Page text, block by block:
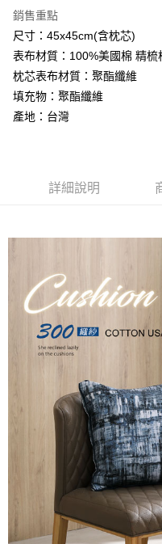
AFTEE先享後付
相關說明
【關於「AFTEE先享後付」】
AFTEE先享後付是「在收到商品
便利好安心！
１．簡單：不需註冊會員、不需
２．便利：只要手機號碼，簡訊
３．安心：先確認商品／服務後
２．訂單成立數日內，您將收到
※ 交易是否成功請以「AFTEE
是否繳費成功／繳費後需取消
客戶支援中心」 https://
【注意事項】
１．透過由恩沛科技股份有限公
權轉讓予恩沛科技股份有限公司
２．關於個人資料處理事宜，請
https://aftee.tw/terms/#terms3
３．未成年的使用者請事先徵得
「AFTEE先享後付」，若未經
４．使用「AFTEE先享後付」
時審查核予不同之上限額度；若
請求用戶進行身份認證。
５．嚴禁一人註冊多個帳號或使
恩沛科技股份有限公司將有權停
ATM付款
運送方式
全家取貨付款
付款後7-11取貨
每筆NT$60，滿NT$499(含以
每筆NT$100，滿NT$499(含
每筆NT$100，滿NT$499(含
銷售重點
尺寸：45x45cm(含枕芯)
表布材質：100%美國棉 精梳
枕芯表布材質：聚酯纖維
填充物：聚酯纖維
產地：台灣
詳細說明